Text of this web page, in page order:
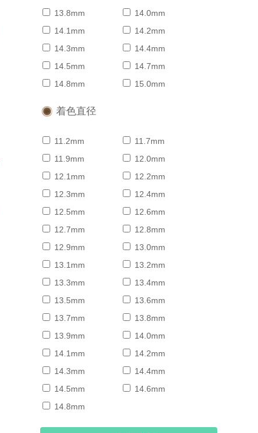
13.8mm
14.0mm
14.1mm
14.2mm
14.3mm
14.4mm
14.5mm
14.7mm
14.8mm
15.0mm
着色直径
11.2mm
11.7mm
11.9mm
12.0mm
12.1mm
12.2mm
12.3mm
12.4mm
12.5mm
12.6mm
12.7mm
12.8mm
12.9mm
13.0mm
13.1mm
13.2mm
13.3mm
13.4mm
13.5mm
13.6mm
13.7mm
13.8mm
13.9mm
14.0mm
14.1mm
14.2mm
14.3mm
14.4mm
14.5mm
14.6mm
14.8mm